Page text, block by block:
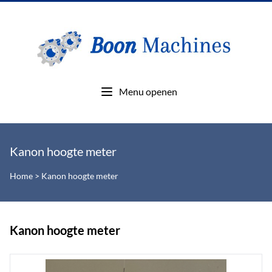
Menu openen
Kanon hoogte meter
Home > Kanon hoogte meter
Kanon hoogte meter